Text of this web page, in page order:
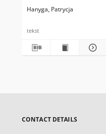
Hanyga, Patrycja
tekst
CONTACT DETAILS